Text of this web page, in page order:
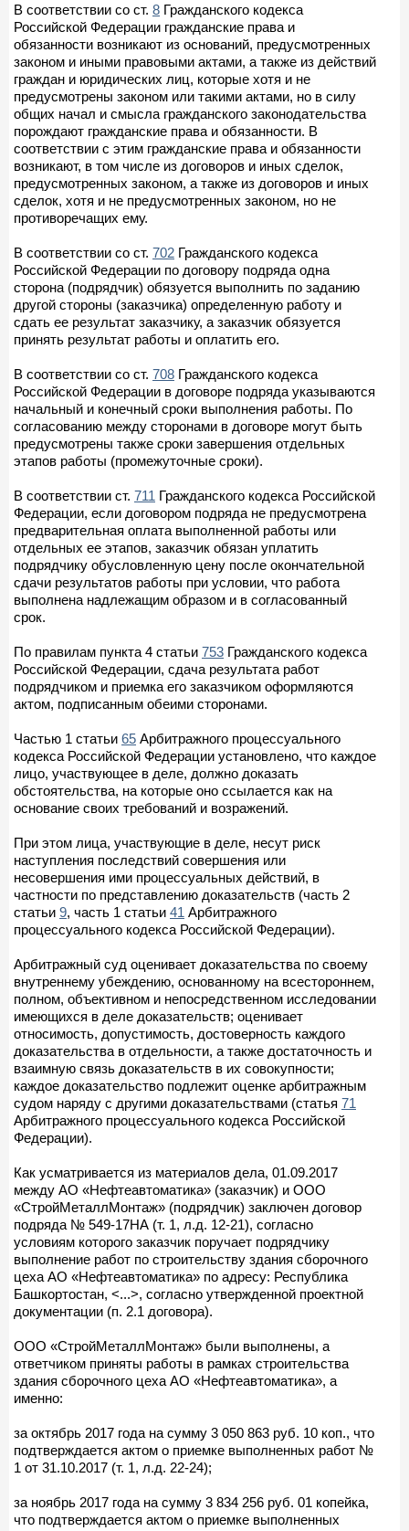
В соответствии со ст. 8 Гражданского кодекса
Российской Федерации гражданские права и
обязанности возникают из оснований, предусмотренных
законом и иными правовыми актами, а также из действий
граждан и юридических лиц, которые хотя и не
предусмотрены законом или такими актами, но в силу
общих начал и смысла гражданского законодательства
порождают гражданские права и обязанности. В
соответствии с этим гражданские права и обязанности
возникают, в том числе из договоров и иных сделок,
предусмотренных законом, а также из договоров и иных
сделок, хотя и не предусмотренных законом, но не
противоречащих ему.
В соответствии со ст. 702 Гражданского кодекса
Российской Федерации по договору подряда одна
сторона (подрядчик) обязуется выполнить по заданию
другой стороны (заказчика) определенную работу и
сдать ее результат заказчику, а заказчик обязуется
принять результат работы и оплатить его.
В соответствии со ст. 708 Гражданского кодекса
Российской Федерации в договоре подряда указываются
начальный и конечный сроки выполнения работы. По
согласованию между сторонами в договоре могут быть
предусмотрены также сроки завершения отдельных
этапов работы (промежуточные сроки).
В соответствии ст. 711 Гражданского кодекса Российской
Федерации, если договором подряда не предусмотрена
предварительная оплата выполненной работы или
отдельных ее этапов, заказчик обязан уплатить
подрядчику обусловленную цену после окончательной
сдачи результатов работы при условии, что работа
выполнена надлежащим образом и в согласованный
срок.
По правилам пункта 4 статьи 753 Гражданского кодекса
Российской Федерации, сдача результата работ
подрядчиком и приемка его заказчиком оформляются
актом, подписанным обеими сторонами.
Частью 1 статьи 65 Арбитражного процессуального
кодекса Российской Федерации установлено, что каждое
лицо, участвующее в деле, должно доказать
обстоятельства, на которые оно ссылается как на
основание своих требований и возражений.
При этом лица, участвующие в деле, несут риск
наступления последствий совершения или
несовершения ими процессуальных действий, в
частности по представлению доказательств (часть 2
статьи 9, часть 1 статьи 41 Арбитражного
процессуального кодекса Российской Федерации).
Арбитражный суд оценивает доказательства по своему
внутреннему убеждению, основанному на всестороннем,
полном, объективном и непосредственном исследовании
имеющихся в деле доказательств; оценивает
относимость, допустимость, достоверность каждого
доказательства в отдельности, а также достаточность и
взаимную связь доказательств в их совокупности;
каждое доказательство подлежит оценке арбитражным
судом наряду с другими доказательствами (статья 71
Арбитражного процессуального кодекса Российской
Федерации).
Как усматривается из материалов дела, 01.09.2017
между АО «Нефтеавтоматика» (заказчик) и ООО
«СтройМеталлМонтаж» (подрядчик) заключен договор
подряда № 549-17НА (т. 1, л.д. 12-21), согласно
условиям которого заказчик поручает подрядчику
выполнение работ по строительству здания сборочного
цеха АО «Нефтеавтоматика» по адресу: Республика
Башкортостан, <...>, согласно утвержденной проектной
документации (п. 2.1 договора).
ООО «СтройМеталлМонтаж» были выполнены, а
ответчиком приняты работы в рамках строительства
здания сборочного цеха АО «Нефтеавтоматика», а
именно:
за октябрь 2017 года на сумму 3 050 863 руб. 10 коп., что
подтверждается актом о приемке выполненных работ №
1 от 31.10.2017 (т. 1, л.д. 22-24);
за ноябрь 2017 года на сумму 3 834 256 руб. 01 копейка,
что подтверждается актом о приемке выполненных